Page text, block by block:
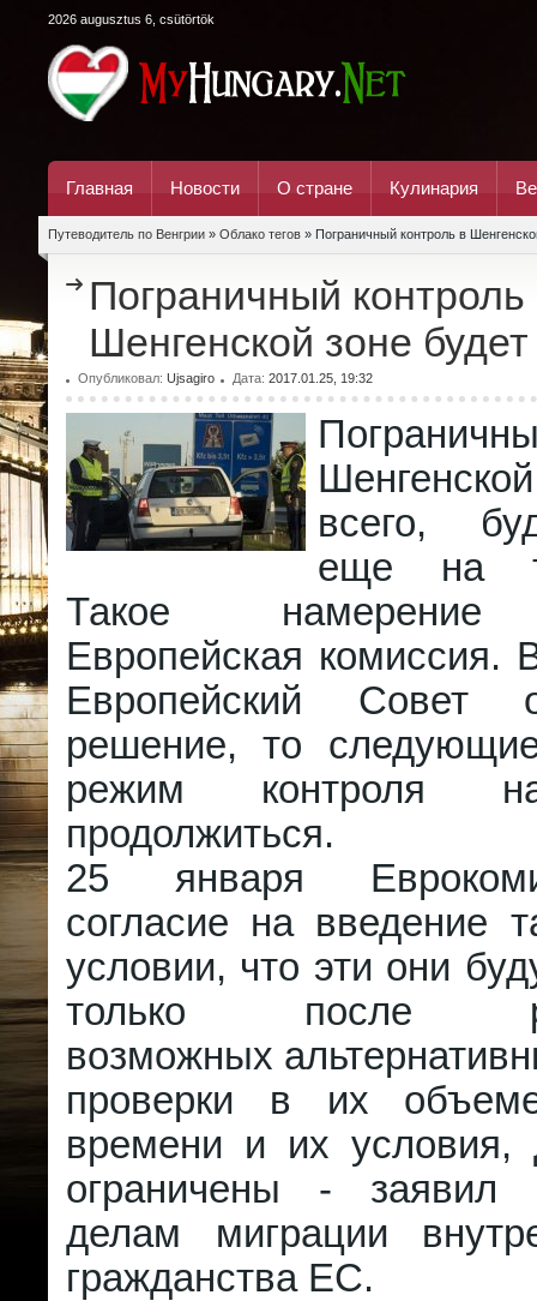
2026 augusztus 6, csütörtök
Главная Новости О стране Кулинария
Путеводитель по Венгрии » Облако тегов » Пограничный контроль в
Пограничный контроль
Шенгенской зоне
Опубликовал: Ujsagiro Дата: 2017.01.25, 19:32
всего,
еще на
Такое намерение
Европейская комиссия.
Европейский Совет
решение, то
режим контроля
продолжиться.
25 января
согласие на введение
условии, что эти они
только после
возможных
проверки в их
времени и их
ограничены - заявил
делам миграции
гражданства ЕС.